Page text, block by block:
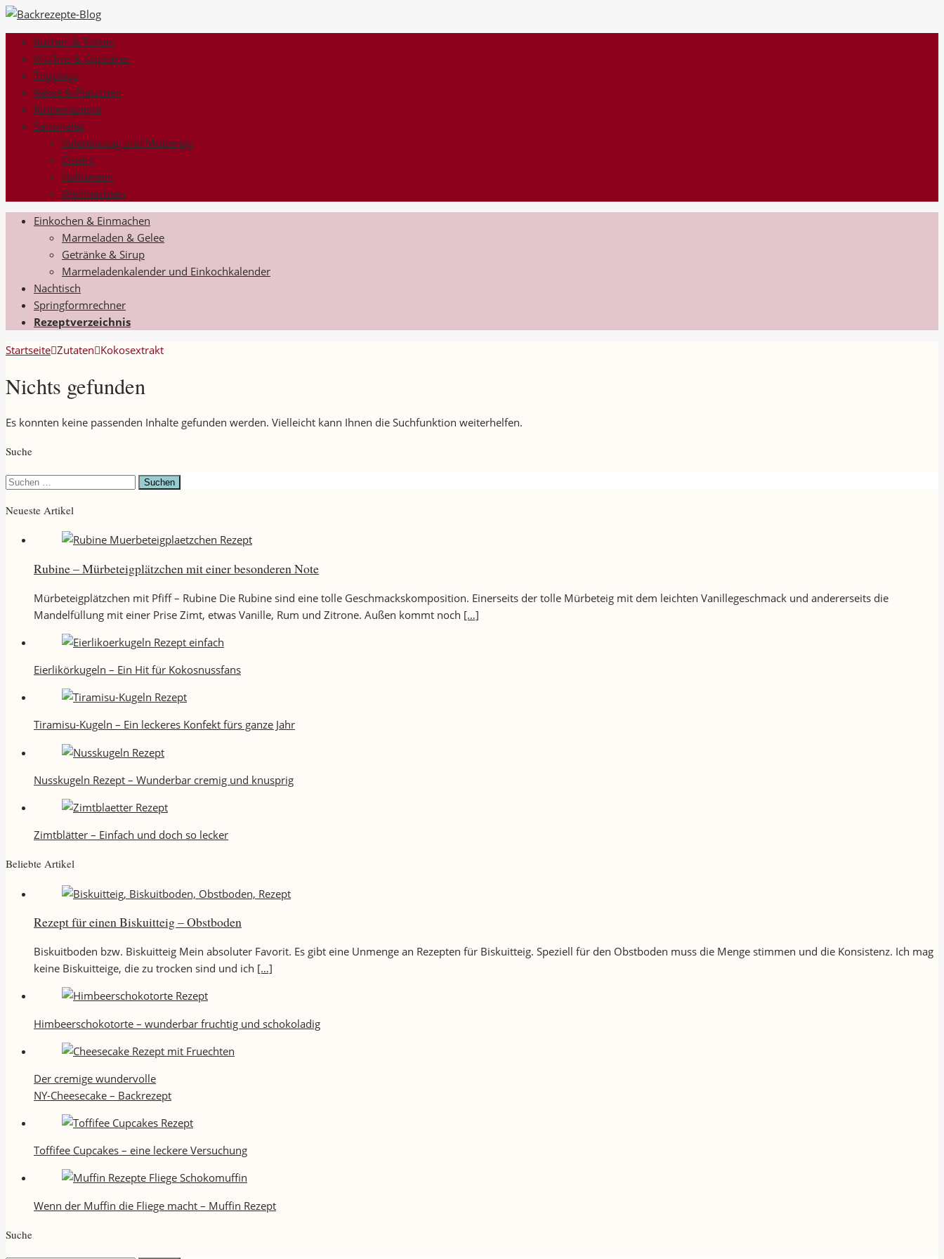
Kuchen & Torten
Muffins & Cupcakes
Toppings
Kekse & Plätzchen
Kinderrezepte
Saisonales
Valentinstag und Muttertag
Ostern
Halloween
Weihnachten
Einkochen & Einmachen
Marmeladen & Gelee
Getränke & Sirup
Marmeladenkalender und Einkochkalender
Nachtisch
Springformrechner
Rezeptverzeichnis
Startseite Zutaten Kokosextrakt
Nichts gefunden
Es konnten keine passenden Inhalte gefunden werden. Vielleicht kann Ihnen die Suchfunktion weiterhelfen.
Suche
Suchen
Neueste Artikel
Rubine – Mürbeteigplätzchen mit einer besonderen Note
Mürbeteigplätzchen mit Pfiff – Rubine Die Rubine sind eine tolle Geschmackskomposition. Einerseits der tolle Mürbeteig mit dem leichten Vanillegeschmack und andererseits die
Mandelfüllung mit einer Prise Zimt, etwas Vanille, Rum und Zitrone. Außen kommt noch […]
Eierlikörkugeln – Ein Hit für Kokosnussfans
Tiramisu-Kugeln – Ein leckeres Konfekt fürs ganze Jahr
Nusskugeln Rezept – Wunderbar cremig und knusprig
Zimtblätter – Einfach und doch so lecker
Beliebte Artikel
Rezept für einen Biskuitteig – Obstboden
Biskuitboden bzw. Biskuitteig Mein absoluter Favorit. Es gibt eine Unmenge an Rezepten für Biskuitteig. Speziell für den Obstboden muss die Menge stimmen und die Konsistenz. Ich mag
keine Biskuitteige, die zu trocken sind und ich […]
Himbeerschokotorte – wunderbar fruchtig und schokoladig
Der cremige wundervolle
NY-Cheesecake – Backrezept
Toffifee Cupcakes – eine leckere Versuchung
Wenn der Muffin die Fliege macht – Muffin Rezept
Suche